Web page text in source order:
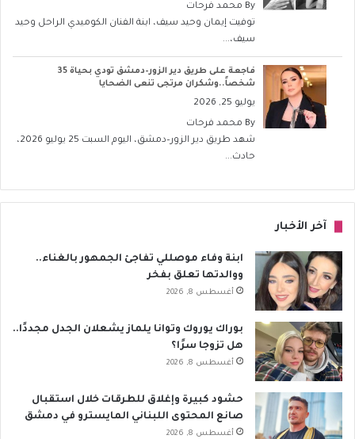
By محمد فرحات
توفيت إيمان وحيد سيف، ابنة الفنان الكوميدي الراحل وحيد
سيف،...
فاجعة على طريق دير الزور–دمشق تودي بحياة 35
شخصاً..وشكران مرتجى تنعى الضحايا
يوليو 25, 2026
By محمد فرحات
شهد طريق دير الزور–دمشق، اليوم السبت 25 يوليو 2026،
حادث...
آخر الأخبار
ابنة وفاء موصللي تفاجئ الجمهور بالغناء..
ووالدتها تعلق بفخر
أغسطس 8, 2026
بوراك يوروك وتوانا يلماز يشعلان الجدل مجددًا..
هل تزوجا سرًا؟
أغسطس 8, 2026
حشود كبيرة وإغلاق للطرقات خلال استقبال
صانع المحتوى اللبناني المايسترو في دمشق
أغسطس 8, 2026